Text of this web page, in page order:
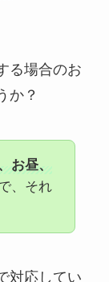
る場合のお
か？
お昼、
、それ
対応してい